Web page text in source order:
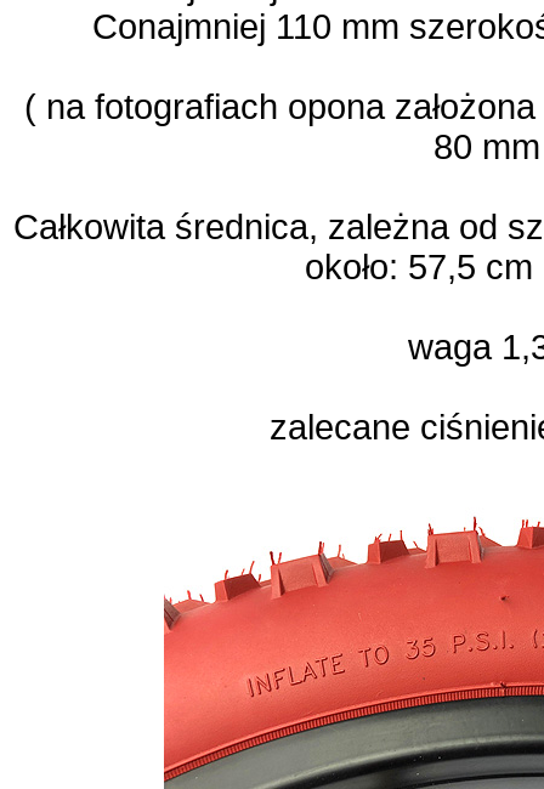
Conajmniej 110 mm
( na fotografiach opona
80
Całkowita średnica, zależna od
około: 57,5
waga
zalecane